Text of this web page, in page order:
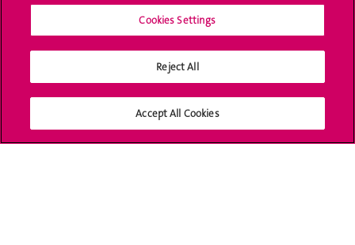
Bibliothèque
Calendrier académique
Accréditation
Cookies Settings
Reject All
Accept All Cookies